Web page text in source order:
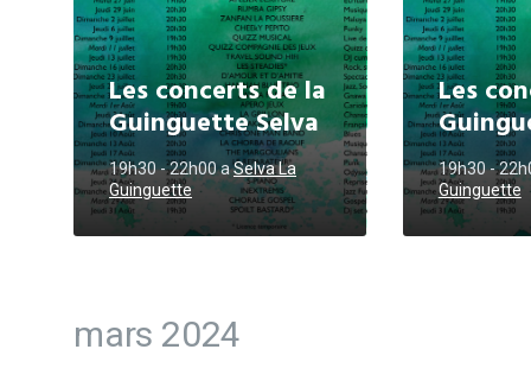
Les concerts de la
Guinguette Selva
19h30 - 22h00aSelva La
Guinguette
Les
19h30 -
Guinguette
mars 2024